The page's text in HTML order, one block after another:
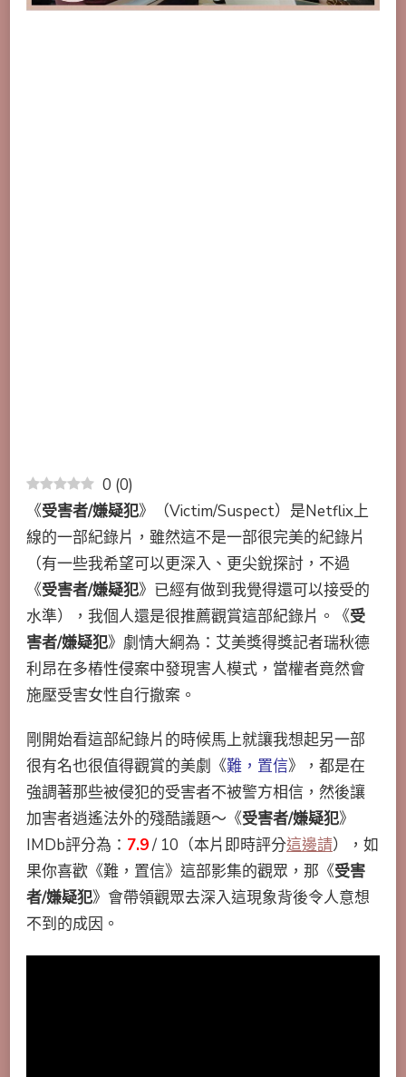
0 (0)
《受害者/嫌疑犯》（Victim/Suspect）是Netflix上
線的一部紀錄片，雖然這不是一部很完美的紀錄片
（有一些我希望可以更深入、更尖銳探討，不過
《受害者/嫌疑犯》已經有做到我覺得還可以接受的
水準），我個人還是很推薦觀賞這部紀錄片。《受
害者/嫌疑犯》劇情大綱為：艾美獎得獎記者瑞秋德
利昂在多樁性侵案中發現害人模式，當權者竟然會
施壓受害女性自行撤案。
剛開始看這部紀錄片的時候馬上就讓我想起另一部
很有名也很值得觀賞的美劇《難，置信》，都是在
強調著那些被侵犯的受害者不被警方相信，然後讓
加害者逍遙法外的殘酷議題～《受害者/嫌疑犯》
IMDb評分為： 7.9/ 10（本片即時評分這邊請），如
果你喜歡《難，置信》這部影集的觀眾，那《受害
者/嫌疑犯》會帶領觀眾去深入這現象背後令人意想
不到的成因。